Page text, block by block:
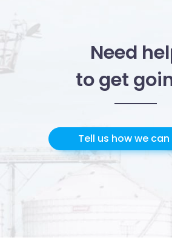
Utilizziamo i cookie per
annunci, per fornire funzionalità dei
analizzare il nostro traffico.
informazioni sul modo in cui utilizzi il
nostri partner che si occupano di
pubblicità e social media, i quali
raccolto dal tuo utilizzo dei loro
Need
to get
Tell us how we